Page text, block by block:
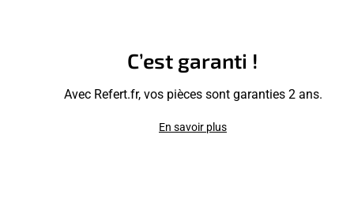
C’est garanti !
Avec Refert.fr, vos pièces sont garanties 2 ans.
En savoir plus